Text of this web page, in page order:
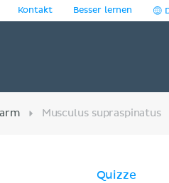
Kontakt Besser lernen
Musculus supraspinatus
Quizze